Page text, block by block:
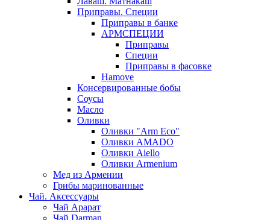
Приправы. Специи
Приправы в банке
АРМСПЕЦИИ
Приправы
Специи
Приправы в фасовке
Hamove
Консервированные бобы
Соусы
Масло
Оливки
Оливки "Arm Eco"
Оливки AMADO
Оливки Aiello
Оливки Armenium
Мед из Армении
Грибы маринованные
Чай. Аксессуары
Чай Арарат
Чай Darman